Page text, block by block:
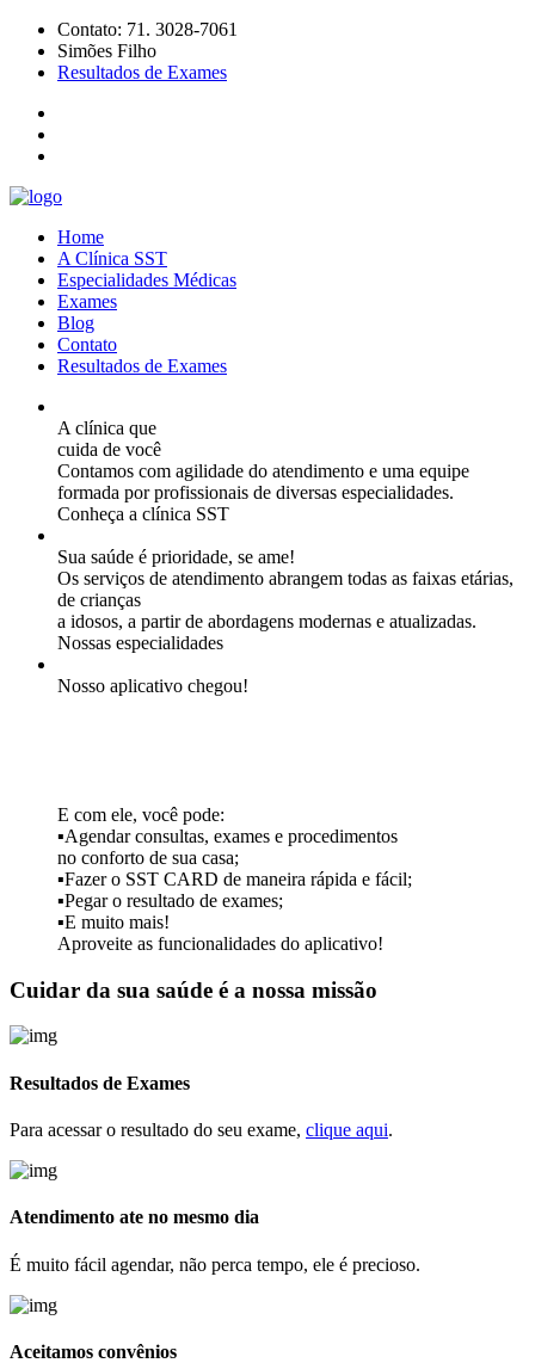
Contato: 71. 3028-7061
Simões Filho
Resultados de Exames
Home
A Clínica SST
Especialidades Médicas
Exames
Blog
Contato
Resultados de Exames
A clínica que
cuida de você
Contamos com agilidade do atendimento e uma equipe
formada por profissionais de diversas especialidades.
Conheça a clínica SST
Sua saúde é prioridade, se ame!
Os serviços de atendimento abrangem todas as faixas etárias,
de crianças
a idosos, a partir de abordagens modernas e atualizadas.
Nossas especialidades
Nosso aplicativo chegou!
E com ele, você pode:
▪Agendar consultas, exames e procedimentos
no conforto de sua casa;
▪Fazer o SST CARD de maneira rápida e fácil;
▪Pegar o resultado de exames;
▪E muito mais!
Aproveite as funcionalidades do aplicativo!
Cuidar da sua saúde é a nossa missão
Resultados de Exames
Para acessar o resultado do seu exame, clique aqui.
Atendimento ate no mesmo dia
É muito fácil agendar, não perca tempo, ele é precioso.
Aceitamos convênios